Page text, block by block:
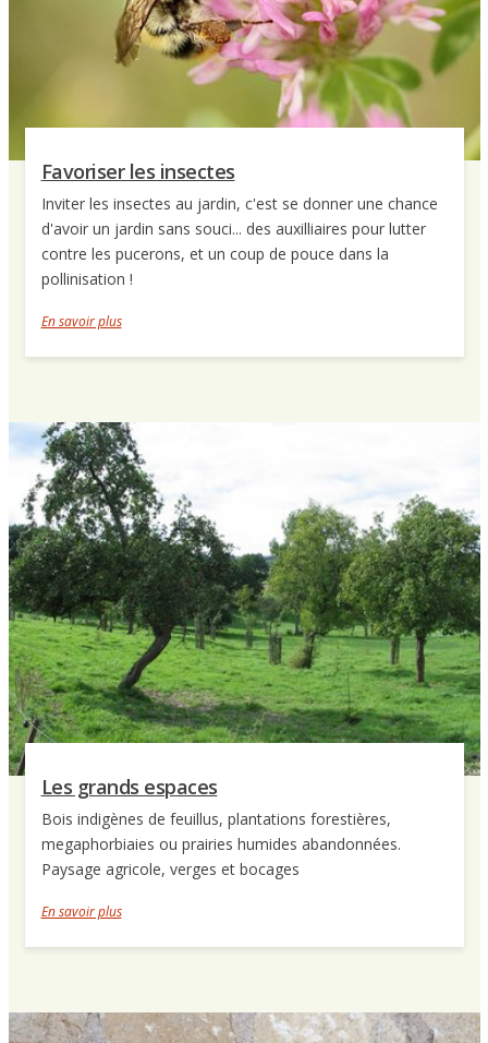
Favoriser les insectes
Inviter les insectes au jardin, c'est se donner une chance
d'avoir un jardin sans souci... des auxilliaires pour lutter
contre les pucerons, et un coup de pouce dans la
pollinisation !
En savoir plus
Les grands espaces
Bois indigènes de feuillus, plantations forestières,
megaphorbiaies ou prairies humides abandonnées.
Paysage agricole, verges et bocages
En savoir plus